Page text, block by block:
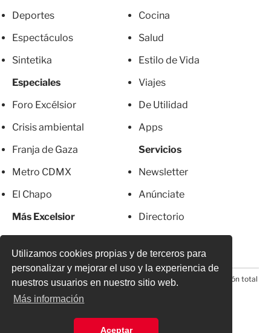
Utilizamos cookies propias y de terceros para
personalizar y mejorar el uso y la experiencia de
nuestros usuarios en nuestro sitio web.
Más información
Aceptar
Deportes
Espectáculos
Sintetika
Especiales
Foro Excélsior
Crisis ambiental
Franja de Gaza
Metro CDMX
El Chapo
Más Excelsior
Cocina
Salud
Estilo de Vida
Viajes
De Utilidad
Apps
Servicios
Newsletter
Anúnciate
Directorio
© 2026 Todos los derechos reservados. Prohibida la reproducción total
o parcial, incluyendo cualquier medio electrónico*